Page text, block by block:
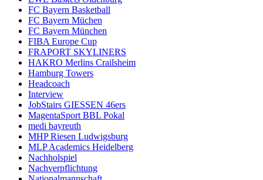
FC Bayern Basketball
FC Bayern Müchen
FC Bayern München
FIBA Europe Cup
FRAPORT SKYLINERS
HAKRO Merlins Crailsheim
Hamburg Towers
Headcoach
Interview
JobStairs GIESSEN 46ers
MagentaSport BBL Pokal
medi bayreuth
MHP Riesen Ludwigsburg
MLP Academics Heidelberg
Nachholspiel
Nachverpflichtung